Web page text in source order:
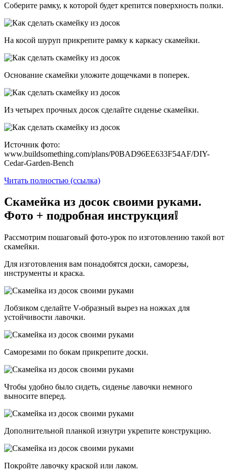
Соберите рамку, к которой будет крепится поверхность полки.
На косой шуруп прикрепите рамку к каркасу скамейки.
Основание скамейки уложите дощечками в поперек.
Из четырех прочных досок сделайте сиденье скамейки.
Источник фото:
www.buildsomething.com/plans/P0BAD96EE633F54AF/DIY-
Cedar-Garden-Bench
Читать полностью (ссылка)
Скамейка из досок своими руками.
Фото + подробная инструкция❕
Рассмотрим пошаговый фото-урок по изготовлению такой вот
скамейки.
Для изготовления вам понадобятся доски, саморезы,
инструменты и краска.
Лобзиком сделайте V-образный вырез на ножках для
устойчивости лавочки.
Саморезами по бокам прикрепите доски.
Чтобы удобно было сидеть, сиденье лавочки немного
выносите вперед.
Дополнительной планкой изнутри укрепите конструкцию.
Покройте лавочку краской или лаком.